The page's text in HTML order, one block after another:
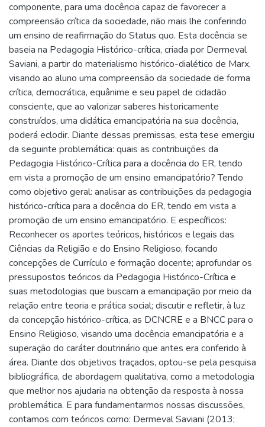
componente, para uma docência capaz de favorecer a
compreensão crítica da sociedade, não mais lhe conferindo
um ensino de reafirmação do Status quo. Esta docência se
baseia na Pedagogia Histórico-crítica, criada por Dermeval
Saviani, a partir do materialismo histórico-dialético de Marx,
visando ao aluno uma compreensão da sociedade de forma
crítica, democrática, equânime e seu papel de cidadão
consciente, que ao valorizar saberes historicamente
construídos, uma didática emancipatória na sua docência,
poderá eclodir. Diante dessas premissas, esta tese emergiu
da seguinte problemática: quais as contribuições da
Pedagogia Histórico-Crítica para a docência do ER, tendo
em vista a promoção de um ensino emancipatório? Tendo
como objetivo geral: analisar as contribuições da pedagogia
histórico-crítica para a docência do ER, tendo em vista a
promoção de um ensino emancipatório. E específicos:
Reconhecer os aportes teóricos, históricos e legais das
Ciências da Religião e do Ensino Religioso, focando
concepções de Currículo e formação docente; aprofundar os
pressupostos teóricos da Pedagogia Histórico-Crítica e
suas metodologias que buscam a emancipação por meio da
relação entre teoria e prática social; discutir e refletir, à luz
da concepção histórico-crítica, as DCNCRE e a BNCC para o
Ensino Religioso, visando uma docência emancipatória e a
superação do caráter doutrinário que antes era conferido à
área. Diante dos objetivos traçados, optou-se pela pesquisa
bibliográfica, de abordagem qualitativa, como a metodologia
que melhor nos ajudaria na obtenção da resposta à nossa
problemática. E para fundamentarmos nossas discussões,
contamos com teóricos como: Dermeval Saviani (2013;